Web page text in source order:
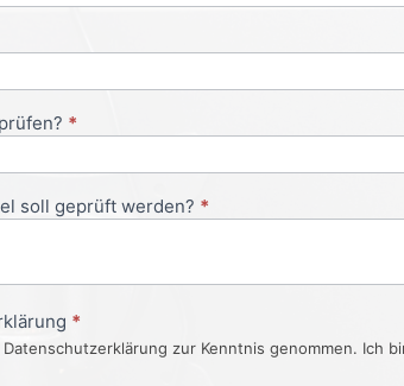
*
soll geprüft werden? *
*
Datenschutzerklärung zur Kenntnis genommen. Ich